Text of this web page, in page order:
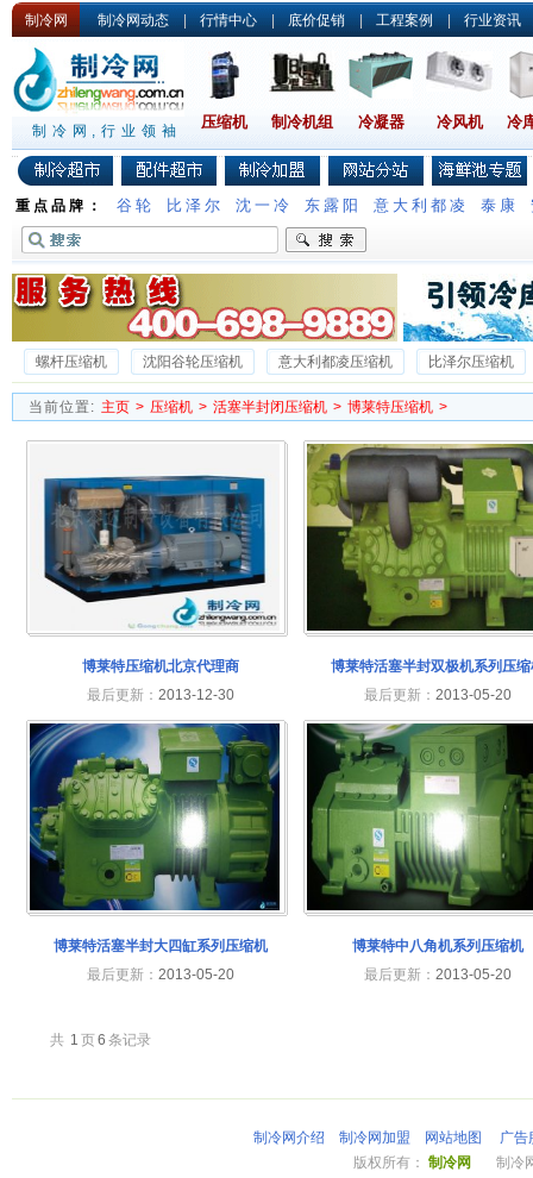
制冷网 制冷网动态 | 行情中心 | 底价促销 | 工程案例 | 行业资讯
制冷网,行业领袖 压缩机 制冷机组 冷凝器 冷风机 冷
重点品牌： 谷轮 比泽尔 沈一冷 东露阳 意大利都凌 泰康
螺杆压缩机 沈阳谷轮压缩机 意大利都凌压缩机
比泽尔压缩机
沈一冷半封闭压缩机
德国谷轮压缩机 沃克压缩机
雪梅压缩机
当前位置: 主页 > 压缩机 > 活塞半封闭压缩机 > 博莱特压缩机 >
博莱特压缩机北京代理商
最后更新： 2013-12-30
博莱特活塞半封双极机系列压缩
最后更新： 2013-05-20
博莱特活塞半封大四缸系列压缩机
最后更新： 2013-05-20
博莱特中八角机系列压缩机
最后更新： 2013-05-20
共 1 页6 条记录
制冷网介绍 制冷网加盟 网站地图
广告
版权所有： 制冷网
制冷网